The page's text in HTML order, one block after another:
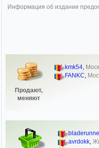
Информация об издании
Продают,
меняют
kmk54,
FANKC,
avrdokk,